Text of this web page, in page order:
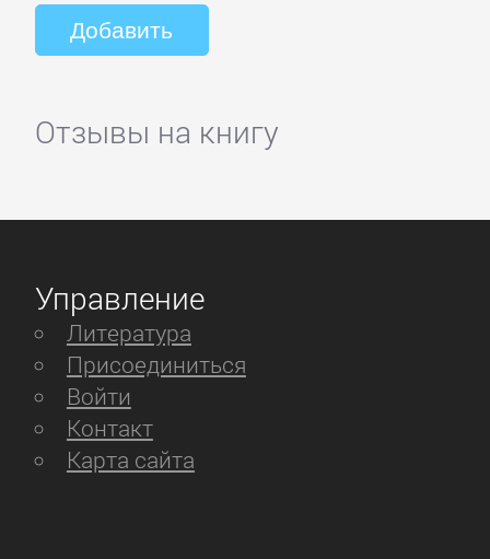
Отзывы на книгу
Управление
Литература
Присоединиться
Войти
Контакт
Карта сайта